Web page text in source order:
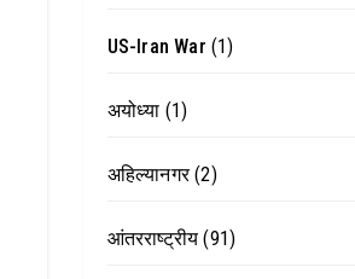
US-Iran War (1)
अयोध्या (1)
अहिल्यानगर(2)
आंतरराष्ट्रीय (91)